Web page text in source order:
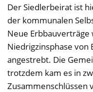
Der Siedlerbeirat ist
der kommunalen
Neue
Niedrigzinsphase
angestrebt. Die
trotzdem kam es in
Zusammenschlüssen